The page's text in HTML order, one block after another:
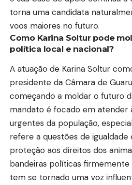
torna uma candidata
voos maiores no futuro.
Como Karina Soltur pode
política local e nacional?
A atuação de Karina Soltur
presidente da Câmara de
começando a moldar o futuro
mandato é focado em atender
urgentes da população,
refere a questões de igualdade
proteção aos direitos dos
bandeiras políticas firmemente
tem se tornado uma voz